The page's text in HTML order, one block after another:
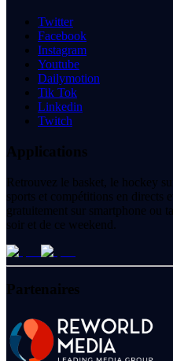
Twitter
Facebook
Instagram
Youtube
Dailymotion
Tik Tok
Linkedin
Twitch
Applications
Retrouvez le basket, le hockey
sports et compétitions en directs
gratuitement sur smartphone ou
soir et de ce weekend.
Partenaires